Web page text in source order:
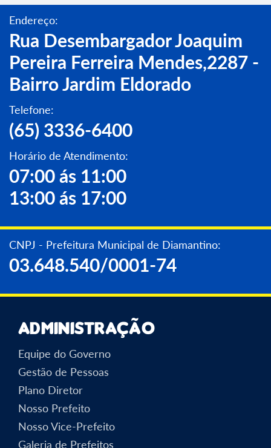
Endereço:
Rua Desembargador Joaquim
Pereira Ferreira Mendes,2287 -
Bairro Jardim Eldorado
Telefone:
(65) 3336-6400
Horário de Atendimento:
07:00 ás 11:00
13:00 ás 17:00
CNPJ - Prefeitura Municipal de Diamantino:
03.648.540/0001-74
Administração
Equipe do Governo
Gestão de Pessoas
Plano Diretor
Nosso Prefeito
Nosso Vice-Prefeito
Galeria de Prefeitos